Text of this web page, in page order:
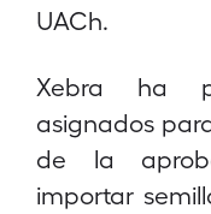
UACh.
Xebra ha
asignados
de la
importar